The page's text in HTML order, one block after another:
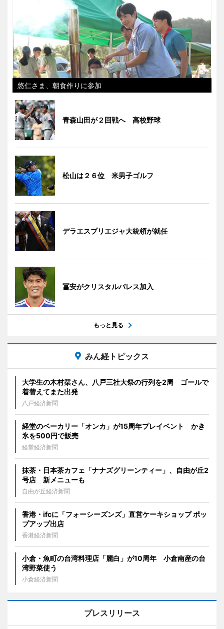
悠仁さま、朝食作りに参加
青森山田が２回戦へ 高校野球
松山は２６位 米男子ゴルフ
デラエスプリエジャ大統領が就任
冨安がクリスタルパレス加入
もっと見る
みん経トピックス
大学生の木村栞さん、八戸三社大祭の行列を2周 ゴールで
着替えてまた出発
八戸経済新聞
経堂のベーカリー「オンカ」が15周年プレイベント かき
氷を500円で販売
経堂経済新聞
抹茶・日本茶カフェ「ナナズグリーンティー」、自由が丘2
号店 新メニューも
自由が丘経済新聞
香港・ifcに「フォーシーズンズ」直営ケーキショップ ポッ
プアップ出店
香港経済新聞
小倉・魚町の台湾料理店「麗白」が10周年 小倉南産の台
湾野菜使う
小倉経済新聞
プレスリリース